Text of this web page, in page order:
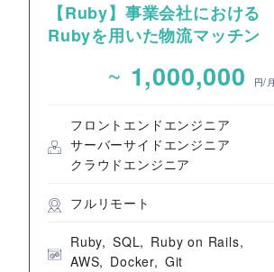
【Ruby】事業会社における
Rubyを用いた物流マッチン
エンドエンジニア募集
~ 1,000,000 円/月
フロントエンドエンジニア
サーバーサイドエンジニア
クラウドエンジニア
フルリモート
Ruby SQL
Ruby on Rails
AWS
Docker Git